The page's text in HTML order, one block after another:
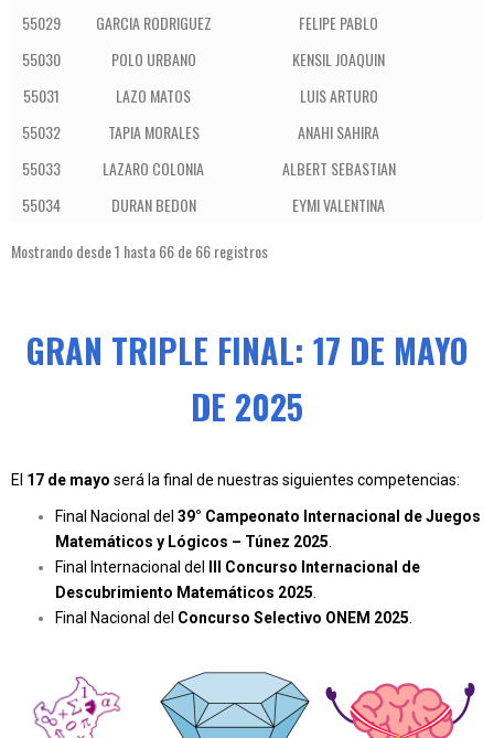
55029
GARCIA RODRIGUEZ
FELIPE PABLO
55030
POLO URBANO
KENSIL JOAQUIN
55031
LAZO MATOS
LUIS ARTURO
55032
TAPIA MORALES
ANAHI SAHIRA
55033
LAZARO COLONIA
ALBERT SEBASTIAN
55034
DURAN BEDON
EYMI VALENTINA
Mostrando desde 1 hasta 66 de 66 registros
GRAN TRIPLE FINAL: 17 DE MAYO
DE 2025
El 17 de mayo será la final de nuestras siguientes competencias:
Final Nacional del 39° Campeonato Internacional de Juegos
Matemáticos y Lógicos – Túnez 2025.
Final Internacional del
III Concurso Internacional de
Descubrimiento Matemáticos 2025.
Final Nacional del Concurso Selectivo ONEM 2025.